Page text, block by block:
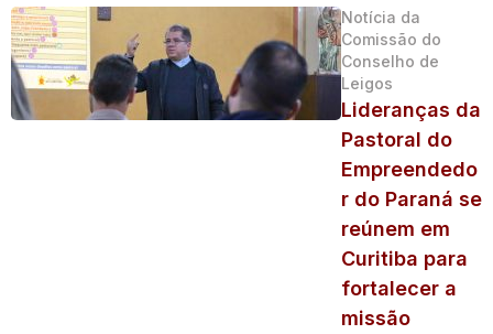
Notícia da
Comissão do
Conselho de
Leigos
Lideranças da
Pastoral do
Empreendedo
r do Paraná se
reúnem em
Curitiba para
fortalecer a
missão